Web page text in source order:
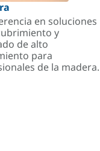
en soluciones
y
de alto
para
de la madera.